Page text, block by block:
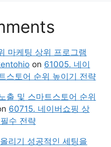
마케팅 상위 프로그램
on 61005. 네이
스토어 순위 높이기 전략
출 및 스마트스토어 순위
60715. 네이버쇼핑 상
수 전략
리기 성공적인 세팅을